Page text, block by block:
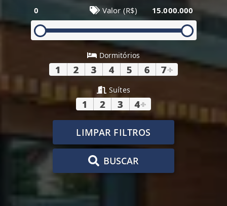
0 Valor (R$) 15.000.000
Dormitórios
1 2 3 4 5 6 7+
Suítes
1 2 3 4+
LIMPAR FILTROS
BUSCAR